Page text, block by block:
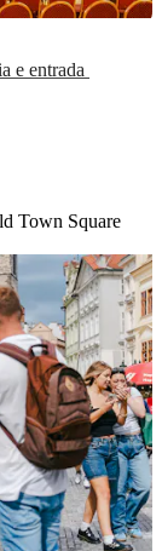
e entrada
Town Square